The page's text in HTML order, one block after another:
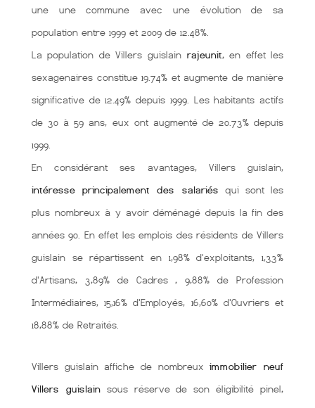
une une communeavec une évolution de sa
population entre 1999 et 2009 de 12.48%.
La population de Villers guislainrajeunit, en effet les
sexagenaires constitue 19.74% et augmente de manière
significative de 12.49% depuis 1999. Les habitants actifs
de 30 à 59 ans, eux ont augmenté de 20.73% depuis
1999.
En considérant ses avantages, Villers guislain,
intéresse principalement des salariés qui sont les
plus nombreux à y avoir déménagé depuis la fin des
années 90. En effet les emplois des résidents de Villers
guislain se répartissent en 1,98% d'exploitants, 1,33%
d'Artisans, 3,89% de Cadres , 9,88% de Profession
Intermédiaires, 15,16% d'Employés, 16,60% d'Ouvriers et
18,88% de Retraités.
Villers guislain affiche de nombreuximmobilier neuf
Villers guislainsous réserve de son éligibilité pinel,